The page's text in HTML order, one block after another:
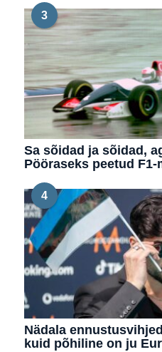
3
Sa sõidad ja sõidad,
Pööraseks peetud F1-
4
Nädala
kuid põhiline on ju